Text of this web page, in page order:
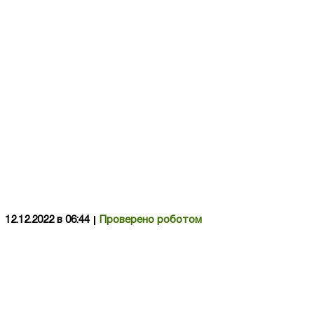
Проверено роботом
12.12.2022 в 06:44